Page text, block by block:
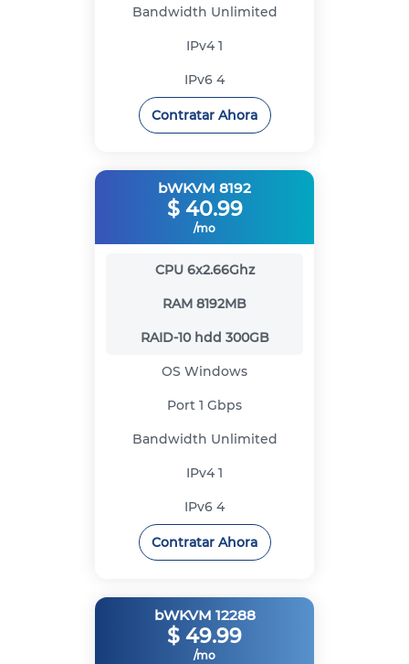
Bandwidth Unlimited
IPv41
IPv6 4
Contratar Ahora
bWKVM 8192
$ 40.99
/mo
CPU 6x2.66Ghz
RAM 8192MB
RAID-10 hdd 300GB
OS Windows
Port 1 Gbps
Bandwidth Unlimited
IPv41
IPv6 4
Contratar Ahora
bWKVM 12288
$ 49.99
/mo